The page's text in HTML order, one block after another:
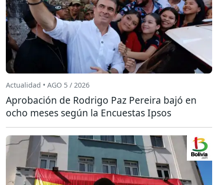
Actualidad • AGO 5 / 2026
Aprobación de Rodrigo Paz Pereira bajó en
ocho meses según la Encuestas Ipsos